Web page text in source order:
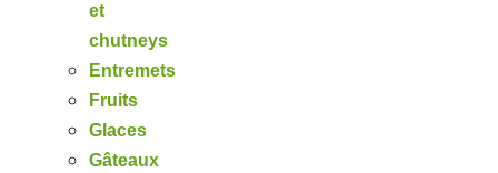
et
chutneys
Entremets
Fruits
Glaces
Gâteaux